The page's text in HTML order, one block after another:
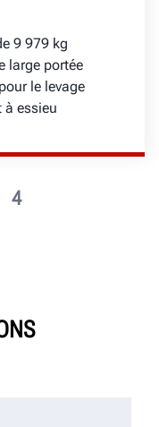
4
9 979 kg
large portée
le levage
à essieu